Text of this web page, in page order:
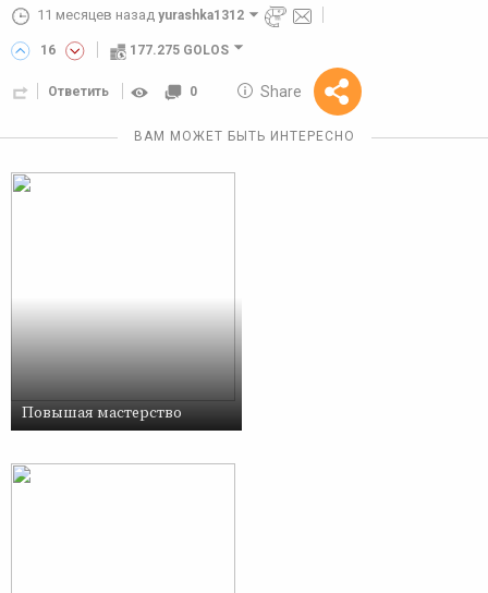
11 месяцев назад yurashka1312
16 177.275 GOLOS
Ответить 0 Share
Reward
10 GOLOS
ВАМ МОЖЕТ БЫТЬ ИНТЕРЕСНО
Повышая мастерство